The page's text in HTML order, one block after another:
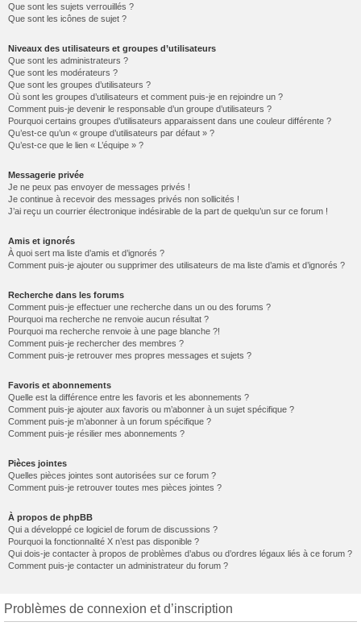
Que sont les sujets verrouillés ?
Que sont les icônes de sujet ?
Niveaux des utilisateurs et groupes d’utilisateurs
Que sont les administrateurs ?
Que sont les modérateurs ?
Que sont les groupes d’utilisateurs ?
Où sont les groupes d’utilisateurs et comment puis-je en rejoindre un ?
Comment puis-je devenir le responsable d’un groupe d’utilisateurs ?
Pourquoi certains groupes d’utilisateurs apparaissent dans une couleur différente ?
Qu’est-ce qu’un « groupe d’utilisateurs par défaut » ?
Qu’est-ce que le lien « L’équipe » ?
Messagerie privée
Je ne peux pas envoyer de messages privés !
Je continue à recevoir des messages privés non sollicités !
J’ai reçu un courrier électronique indésirable de la part de quelqu’un sur ce forum !
Amis et ignorés
À quoi sert ma liste d’amis et d’ignorés ?
Comment puis-je ajouter ou supprimer des utilisateurs de ma liste d’amis et d’ignorés ?
Recherche dans les forums
Comment puis-je effectuer une recherche dans un ou des forums ?
Pourquoi ma recherche ne renvoie aucun résultat ?
Pourquoi ma recherche renvoie à une page blanche ?!
Comment puis-je rechercher des membres ?
Comment puis-je retrouver mes propres messages et sujets ?
Favoris et abonnements
Quelle est la différence entre les favoris et les abonnements ?
Comment puis-je ajouter aux favoris ou m’abonner à un sujet spécifique ?
Comment puis-je m’abonner à un forum spécifique ?
Comment puis-je résilier mes abonnements ?
Pièces jointes
Quelles pièces jointes sont autorisées sur ce forum ?
Comment puis-je retrouver toutes mes pièces jointes ?
À propos de phpBB
Qui a développé ce logiciel de forum de discussions ?
Pourquoi la fonctionnalité X n’est pas disponible ?
Qui dois-je contacter à propos de problèmes d’abus ou d’ordres légaux liés à ce forum ?
Comment puis-je contacter un administrateur du forum ?
Problèmes de connexion et d’inscription